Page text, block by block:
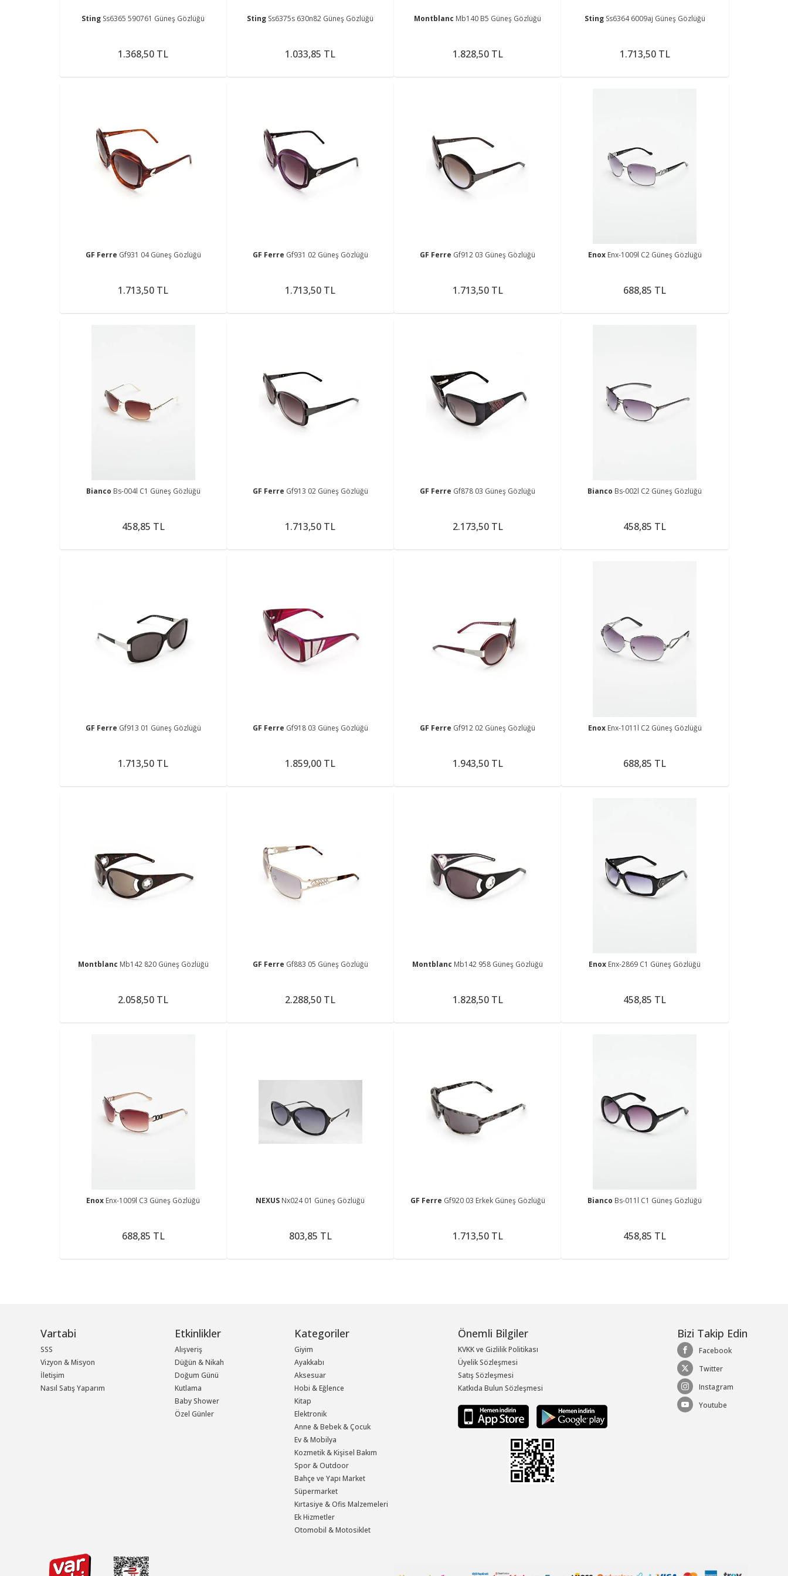
Sting Ss6365 590761 Güneş Gözlüğü
1.368,50 TL
Sting Ss6375s 630n82 Güneş Gözlüğü
1.033,85 TL
Montblanc Mb140 B5 Güneş Gözlüğü
1.828,50 TL
Sting Ss6364 6009aj Güneş Gözlüğü
1.713,50 TL
GF Ferre Gf931 04 Güneş Gözlüğü
1.713,50 TL
GF Ferre Gf931 02 Güneş Gözlüğü
1.713,50 TL
GF Ferre Gf912 03 Güneş Gözlüğü
1.713,50 TL
Enox Enx-1009l C2 Güneş Gözlüğü
688,85 TL
Bianco Bs-004l C1 Güneş Gözlüğü
458,85 TL
GF Ferre Gf913 02 Güneş Gözlüğü
1.713,50 TL
GF Ferre Gf878 03 Güneş Gözlüğü
2.173,50 TL
Bianco Bs-002l C2 Güneş Gözlüğü
458,85 TL
GF Ferre Gf913 01 Güneş Gözlüğü
1.713,50 TL
GF Ferre Gf918 03 Güneş Gözlüğü
1.859,00 TL
GF Ferre Gf912 02 Güneş Gözlüğü
1.943,50 TL
Enox Enx-1011l C2 Güneş Gözlüğü
688,85 TL
Montblanc Mb142 820 Güneş Gözlüğü
2.058,50 TL
GF Ferre Gf883 05 Güneş Gözlüğü
2.288,50 TL
Montblanc Mb142 958 Güneş Gözlüğü
1.828,50 TL
Enox Enx-2869 C1 Güneş Gözlüğü
458,85 TL
Enox Enx-1009l C3 Güneş Gözlüğü
688,85 TL
NEXUS Nx024 01 Güneş Gözlüğü
803,85 TL
GF Ferre Gf920 03 Erkek Güneş Gözlüğü
1.713,50 TL
Bianco Bs-011l C1 Güneş Gözlüğü
458,85 TL
Vartabi
SSS
Vizyon & Misyon
İletişim
Nasıl Satış Yaparım
Etkinlikler
Alışveriş
Düğün & Nikah
Doğum Günü
Kutlama
Baby Shower
Özel Günler
Kategoriler
Giyim
Ayakkabı
Aksesuar
Hobi & Eğlence
Kitap
Elektronik
Anne & Bebek & Çocuk
Ev & Mobilya
Kozmetik & Kişisel Bakım
Spor & Outdoor
Bahçe ve Yapı Market
Süpermarket
Kırtasiye & Ofis Malzemeleri
Ek Hizmetler
Otomobil & Motosiklet
Önemli Bilgiler
KVKK ve Gizlilik Politikası
Üyelik Sözleşmesi
Satış Sözleşmesi
Katkıda Bulun Sözleşmesi
Bizi Takip Edin
Facebook
Twitter
Instagram
Youtube